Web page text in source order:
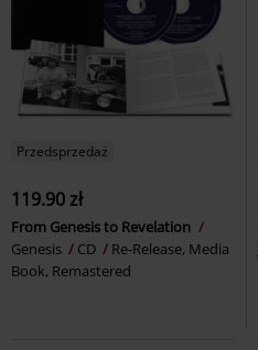
Przedsprzedaż
119.90 zł
From Genesis to Revelation
Genesis
CD
Re-Release, Media
Book, Remastered